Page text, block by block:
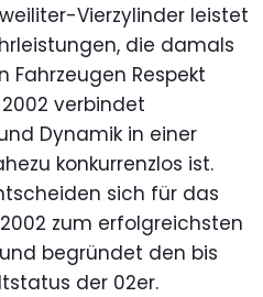
Vierzylinder leistet
die damals
Respekt
verbindet
Dynamik in einer
konkurrenzlos ist.
sich für das
zum erfolgreichsten
begründet den bis
der 02er.